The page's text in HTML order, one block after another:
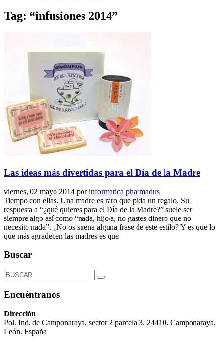
Tag: “infusiones 2014”
Las ideas más divertidas para el Día de la Madre
viernes, 02 mayo 2014 porinformatica pharmadus
Tiempo con ellas. Una madre es raro que pida un regalo. Su
respuesta a “¿qué quieres para el Día de la Madre?” suele ser
siempre algo así como “nada, hijo/a, no gastes dinero que no
necesito nada”. ¿No os suena alguna frase de este estilo? Y es que lo
que más agradecen las madres es que
Buscar
Encuéntranos
Dirección
Pol. Ind. de Camponaraya, sector 2 parcela 3. 24410. Camponaraya,
León. España